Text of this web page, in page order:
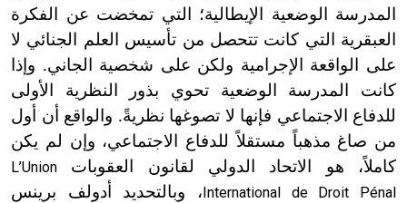
المدرسة الوضعية الإيطالية؛ التي تمخضت عن الفكرة
العبقرية التي كانت تتحصل من تأسيس العلم الجنائي لا
على الواقعة الإجرامية ولكن على شخصية الجاني. وإذا
كانت المدرسة الوضعية تحوي بذور النظرية الأولى
للدفاع الاجتماعي فإنها لا تصوغها نظريةً. والواقع أن أول
من صاغ مذهباً مستقلاً للدفاع الاجتماعي، وإن لم يكن
كاملاً، هو الاتحاد الدولي لقانون العقوبات L’Union
International de Droit Pénal ، وبالتحديد أدولف برينس